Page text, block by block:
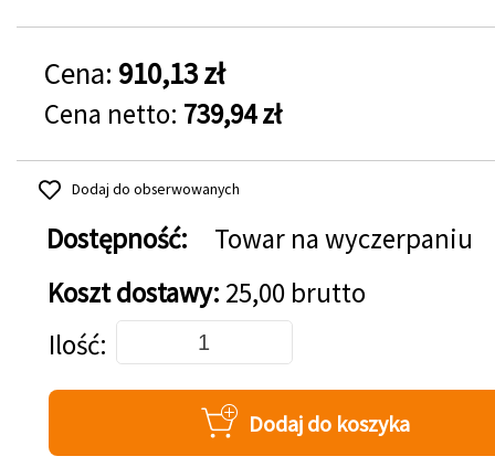
Cena: 910,13 zł
Cena netto: 739,94 zł
Dodaj do obserwowanych
Dostępność:
Towar na wyczerpaniu
Koszt dostawy: 25,00 brutto
Dodaj do koszyka
Ilość
Dodaj do koszyka